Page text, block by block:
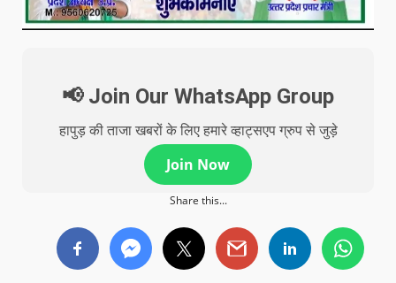
📢 Join Our WhatsApp Group
हापुड़ की ताजा खबरों के लिए हमारे व्हाट्सएप ग्रुप से जुड़े
Join Now
Share this...